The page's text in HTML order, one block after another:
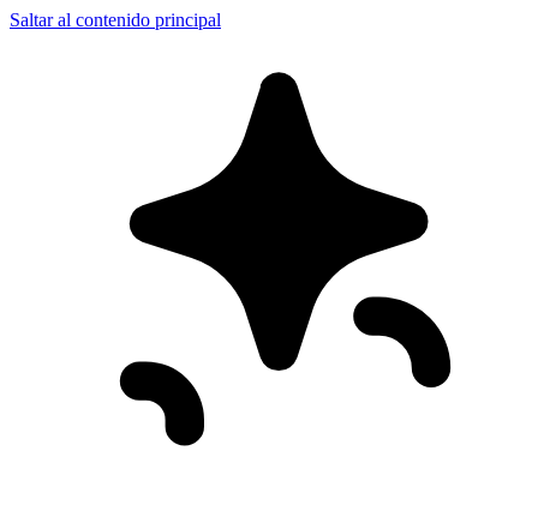
Saltar al contenido principal